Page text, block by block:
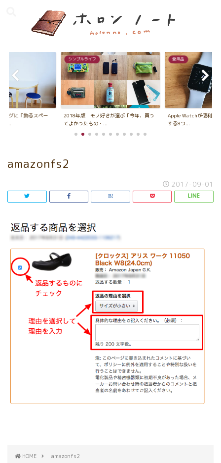
ングに「飾るスペー
シンプルライフ
2018年版 モノ好きが選ぶ「今年、買っ
てよかったもの・...
愛用品
Apple Watchが便利す
する8つ...
amazonfs2
2017-09-01
HOME amazonfs2